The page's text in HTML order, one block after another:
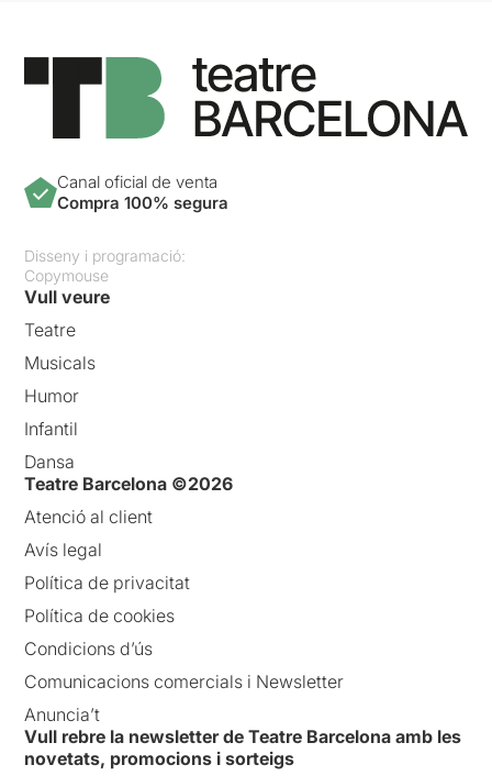
Canal oficial de venta
Compra 100% segura
Disseny i programació:
Copymouse
Vull veure
Teatre
Musicals
Humor
Infantil
Dansa
Teatre Barcelona ©2026
Atenció al client
Avís legal
Política de privacitat
Política de cookies
Condicions d’ús
Comunicacions comercials i Newsletter
Anuncia’t
Vull rebre la newsletter de Teatre Barcelona amb les
novetats, promocions i sorteigs